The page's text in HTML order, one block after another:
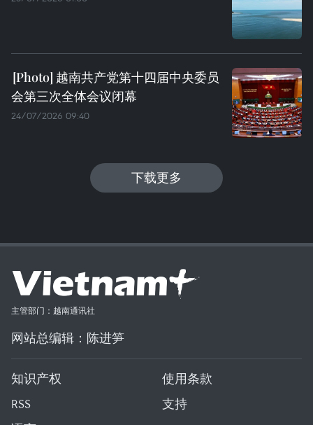
越南共产党第十四届中央委员
会第三次全体会议闭幕
24/07/2026 09:40
下载更多
主管部门：越南通讯社
网站总编辑：陈进笋
知识产权
使用条款
RSS
支持